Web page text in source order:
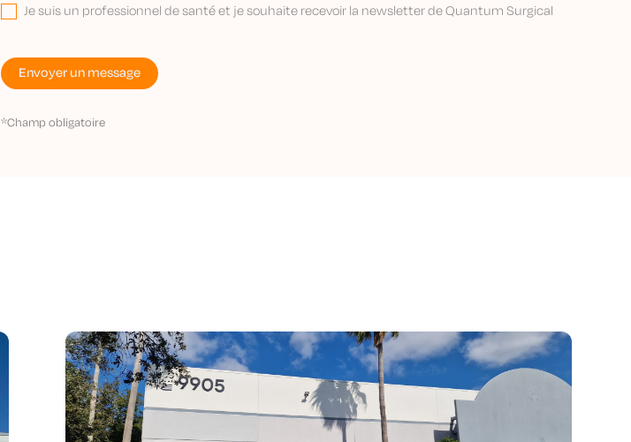
Je suis un professionnel de santé et je souhaite recevoir la newsletter de Quantum Surgical
*Champ obligatoire